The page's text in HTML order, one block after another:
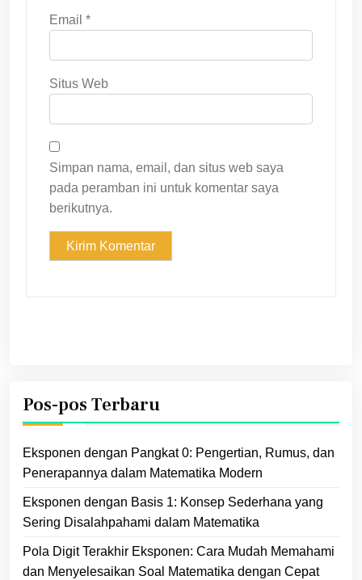
Email *
Situs Web
Simpan nama, email, dan situs web saya
pada peramban ini untuk komentar saya
berikutnya.
Pos-pos Terbaru
Eksponen dengan Pangkat 0: Pengertian, Rumus, dan
Penerapannya dalam Matematika Modern
Eksponen dengan Basis 1: Konsep Sederhana yang
Sering Disalahpahami dalam Matematika
Pola Digit Terakhir Eksponen: Cara Mudah Memahami
dan Menyelesaikan Soal Matematika dengan Cepat